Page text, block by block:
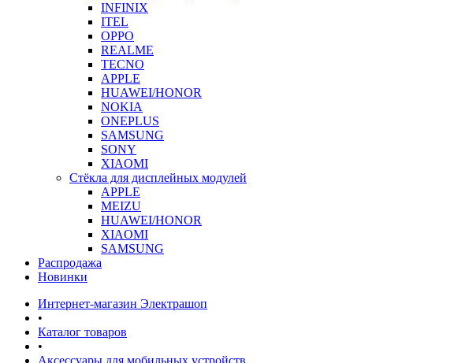
INFINIX
ITEL
OPPO
REALME
TECNO
APPLE
HUAWEI/HONOR
NOKIA
ONEPLUS
SAMSUNG
SONY
XIAOMI
Стёкла для дисплейных модулей
APPLE
MEIZU
HUAWEI/HONOR
XIAOMI
SAMSUNG
Распродажа
Новинки
Интернет-магазин Электрашоп
•
Каталог товаров
•
Аксессуары для мобильных устройств